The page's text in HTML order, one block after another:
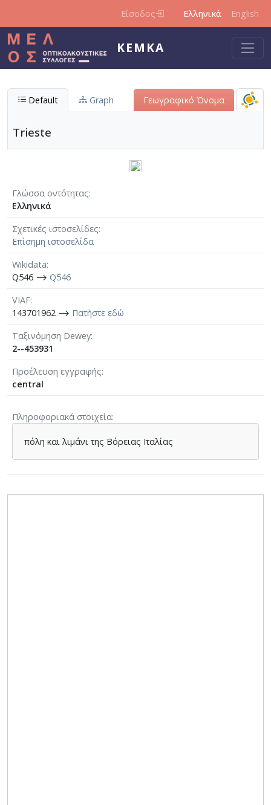
Είσοδος Ελληνικά English
ΚΕΜΚΑ
Default Graph Γεωγραφικό Όνομα
Trieste
Γλώσσα οντότητας
Ελληνικά
Σχετικές ιστοσελίδες
Επίσημη ιστοσελίδα
Wikidata
Q546 ⟶ Q546
VIAF
143701962 ⟶ Πατήστε εδώ
Ταξινόμηση Dewey
2--453931
Προέλευση εγγραφής
central
Πληροφοριακά στοιχεία
πόλη και λιμάνι της Βόρειας Ιταλίας